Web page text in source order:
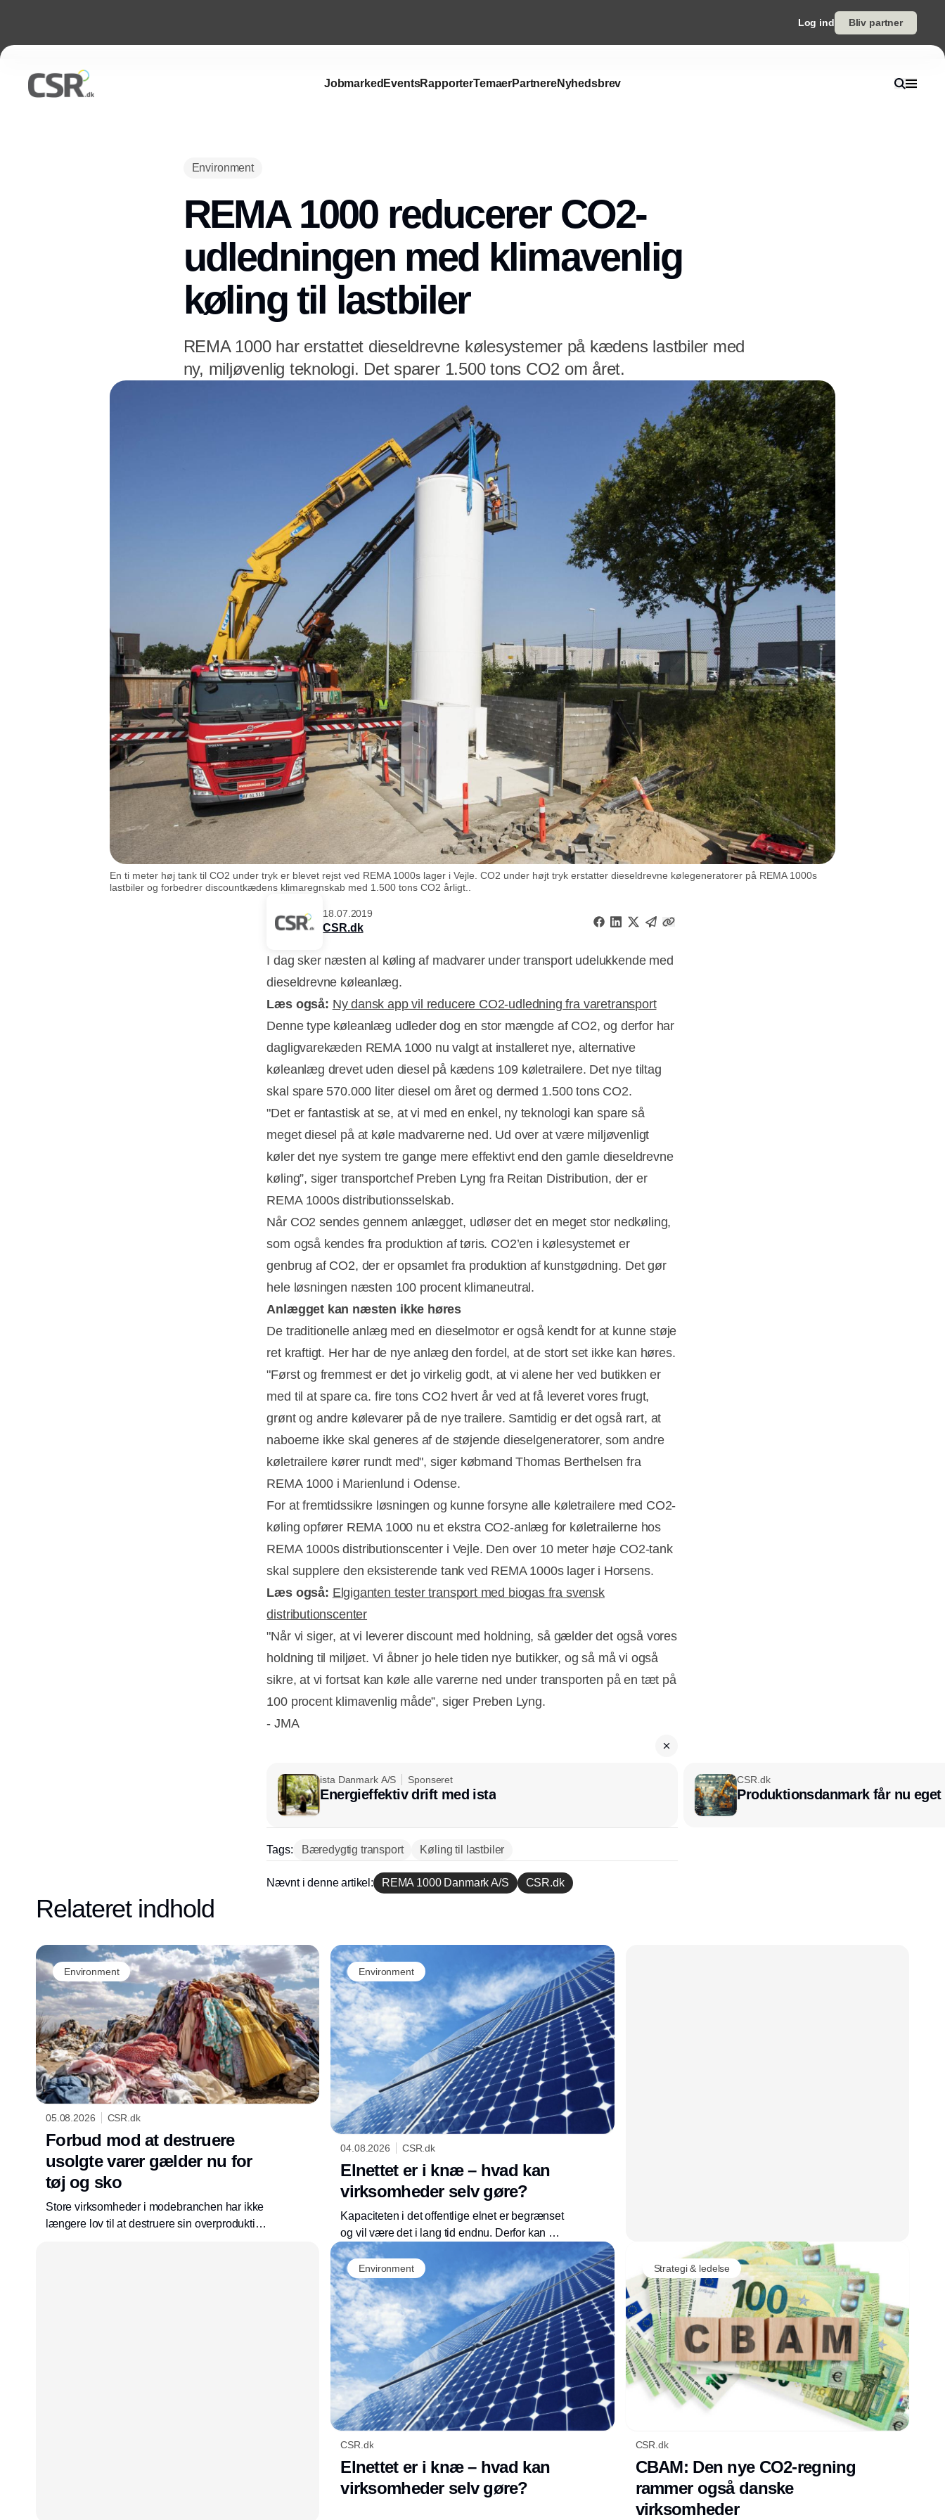
Log ind Bliv partner
Jobmarked EventsRapporterTemaerPartnereNyhedsbrev
Environment
REMA 1000 reducerer CO2-
udledningen med klimavenlig
køling til lastbiler
REMA 1000 har erstattet dieseldrevne kølesystemer på kædens lastbiler med
ny, miljøvenlig teknologi. Det sparer 1.500 tons CO2 om året.
En ti meter høj tank til CO2 under tryk er blevet rejst ved REMA 1000s lager i Vejle. CO2 under højt tryk erstatter dieseldrevne kølegeneratorer på REMA 1000s
lastbiler og forbedrer discountkædens klimaregnskab med 1.500 tons CO2 årligt..
18.07.2019
CSR.dk
I dag sker næsten al køling af madvarer under transport udelukkende med
dieseldrevne køleanlæg.
Læs også: Ny dansk app vil reducere CO2-udledning fra varetransport
Denne type køleanlæg udleder dog en stor mængde af CO2, og derfor har
dagligvarekæden REMA 1000 nu valgt at installeret nye, alternative
køleanlæg drevet uden diesel på kædens 109 køletrailere. Det nye tiltag
skal spare 570.000 liter diesel om året og dermed 1.500 tons CO2.
"Det er fantastisk at se, at vi med en enkel, ny teknologi kan spare så
meget diesel på at køle madvarerne ned. Ud over at være miljøvenligt
køler det nye system tre gange mere effektivt end den gamle dieseldrevne
køling”, siger transportchef Preben Lyng fra Reitan Distribution, der er
REMA 1000s distributionsselskab.
Når CO2 sendes gennem anlægget, udløser det en meget stor nedkøling,
som også kendes fra produktion af tøris. CO2’en i kølesystemet er
genbrug af CO2, der er opsamlet fra produktion af kunstgødning. Det gør
hele løsningen næsten 100 procent klimaneutral.
Anlægget kan næsten ikke høres
De traditionelle anlæg med en dieselmotor er også kendt for at kunne støje
ret kraftigt. Her har de nye anlæg den fordel, at de stort set ikke kan høres.
"Først og fremmest er det jo virkelig godt, at vi alene her ved butikken er
med til at spare ca. fire tons CO2 hvert år ved at få leveret vores frugt,
grønt og andre kølevarer på de nye trailere. Samtidig er det også rart, at
naboerne ikke skal generes af de støjende dieselgeneratorer, som andre
køletrailere kører rundt med", siger købmand Thomas Berthelsen fra
REMA 1000 i Marienlund i Odense.
For at fremtidssikre løsningen og kunne forsyne alle køletrailere med CO2-
køling opfører REMA 1000 nu et ekstra CO2-anlæg for køletrailerne hos
REMA 1000s distributionscenter i Vejle. Den over 10 meter høje CO2-tank
skal supplere den eksisterende tank ved REMA 1000s lager i Horsens.
Læs også: Elgiganten tester transport med biogas fra svensk
distributionscenter
"Når vi siger, at vi leverer discount med holdning, så gælder det også vores
holdning til miljøet. Vi åbner jo hele tiden nye butikker, og så må vi også
sikre, at vi fortsat kan køle alle varerne ned under transporten på en tæt på
100 procent klimavenlig måde”, siger Preben Lyng.
- JMA
ista Danmark A/S Sponseret
Energieffektiv drift med ista
CSR.dk
Produktionsdanmark får nu eget
Tags: Bæredygtig transport Køling til lastbiler
Nævnt i denne artikel: REMA 1000 Danmark A/S CSR.dk
Relateret indhold
Environment
05.08.2026 CSR.dk
Forbud mod at destruere
usolgte varer gælder nu for
tøj og sko
Store virksomheder i modebranchen har ikke
længere lov til at destruere sin overproduktion.
Environment
04.08.2026 CSR.dk
Elnettet er i knæ – hvad kan
virksomheder selv gøre?
Kapaciteten i det offentlige elnet er begrænset
og vil være det i lang tid endnu. Derfor kan det
være en god idé at reducere sin afhængighed
af elnettet. For eksempel med solceller og en
batteriløsning, der også vil hjælpe den grønne
omstilling.
Environment
CSR.dk
Elnettet er i knæ – hvad kan
virksomheder selv gøre?
Strategi & ledelse
CSR.dk
CBAM: Den nye CO2-regning
rammer også danske
virksomheder